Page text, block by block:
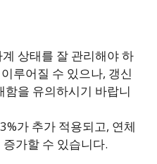
상태를 잘 관리해야 하
루어질 수 있으나, 갱신
을 유의하시기 바랍니
가 추가 적용되고, 연체
가할 수 있습니다.